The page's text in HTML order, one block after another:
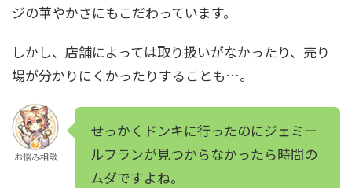
ジの華やかさにもこだわっています。
しかし、店舗によっては取り扱いがなかったり、売り
場が分かりにくかったりすることも…。
お悩み相談
せっかくドンキに行ったのにジェミー
ルフランが見つからなかったら時間の
ムダですよね。